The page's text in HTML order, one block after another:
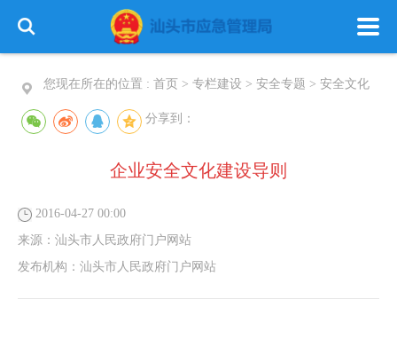
政务公开 政务服务
信息公开 专栏建设
您现在所在的位置 : 首页 > 专栏建设 > 安全专题 > 安全文化
分享到：
企业安全文化建设导则
2016-04-27 00:00
来源： 汕头市人民政府门户网站
发布机构： 汕头市人民政府门户网站